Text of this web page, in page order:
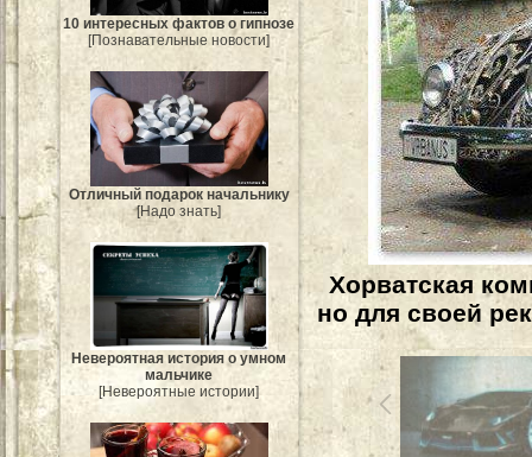
10 интересных фактов о гипнозе
[Познавательные новости]
Отличный подарок начальнику
[Надо знать]
Невероятная история о умном
мальчике
[Невероятные истории]
Хорватская
но для своей